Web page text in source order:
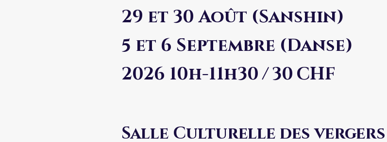
29 et 30 Août (Sanshin)
5 et 6 Septembre (Danse)
2026 10h-11h30/30 CHF
Salle Culturelle des vergers